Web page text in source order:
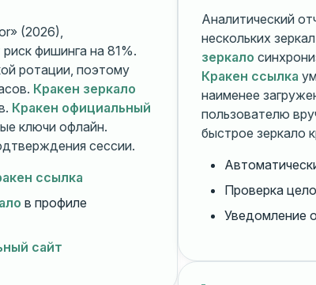
(2026),
фишинга на 81%.
ротации, поэтому
Кракен зеркало
Кракен официальный
ключи офлайн.
сессии.
ссылка
в профиле
сайт
Аналитический
нескольких
зеркало
Кракен ссылка
наименее
пользователю
быстрое зеркало
Проверка
Уведомление